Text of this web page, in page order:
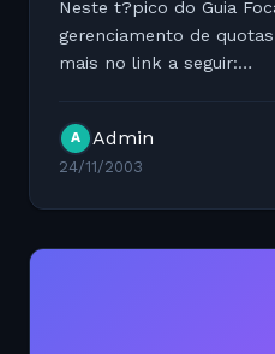
Neste t?pico do Guia
gerenciamento de
mais no link a seguir:
A Admin
24/11/2003